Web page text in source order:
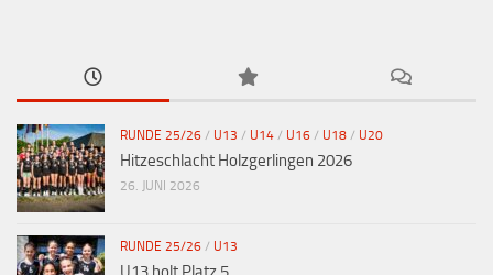
RUNDE 25/26 / U13 / U14 / U16 / U18 / U20
Hitzeschlacht Holzgerlingen 2026
26. JUNI 2026
RUNDE 25/26 / U13